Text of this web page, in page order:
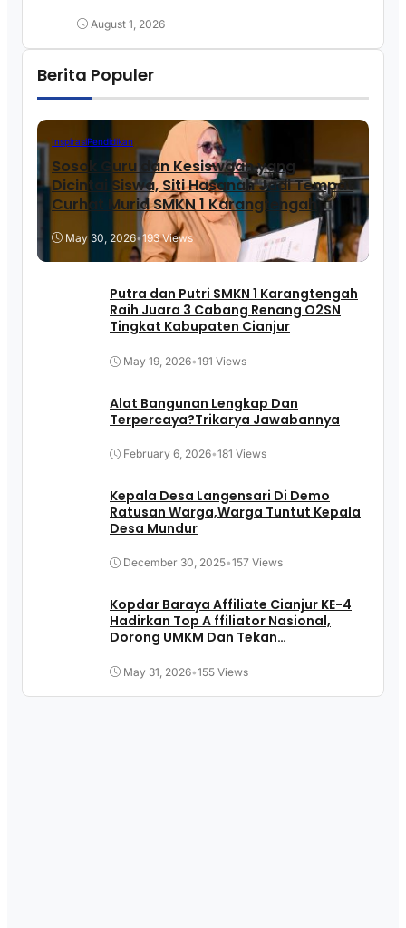
August 1, 2026
Berita Populer
InspirasiPendidikan
Sosok Guru dan Kesiswaan yang
Dicintai Siswa, Siti Hasanah Jadi Tempat
Curhat Murid SMKN 1 Karangtengah
May 30, 2026•193 Views
Putra dan Putri SMKN 1 Karangtengah
Raih Juara 3 Cabang Renang O2SN
Tingkat Kabupaten Cianjur
May 19, 2026•191 Views
Alat Bangunan Lengkap Dan
Terpercaya?Trikarya Jawabannya
February 6, 2026•181 Views
Kepala Desa Langensari Di Demo
Ratusan Warga,Warga Tuntut Kepala
Desa Mundur
December 30, 2025•157 Views
Kopdar Baraya Affiliate Cianjur KE-4
Hadirkan Top A ffiliator Nasional,
Dorong UMKM Dan Tekan
May 31, 2026•155 Views